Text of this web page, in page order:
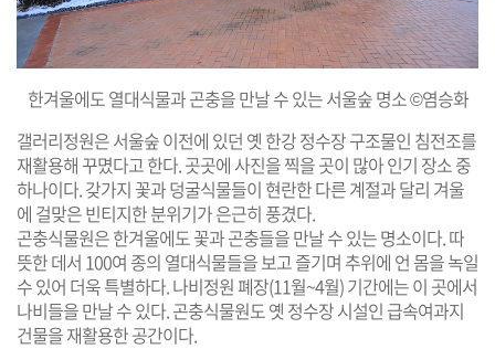
한겨울에도 열대식물과 곤충을 만날 수 있는 서울숲 명소 ©염승화
갤러리정원은 서울숲 이전에 있던 옛 한강 정수장 구조물인 침전조를
재활용해 꾸몄다고 한다. 곳곳에 사진을 찍을 곳이 많아 인기 장소 중
하나이다. 갖가지 꽃과 덩굴식물들이 현란한 다른 계절과 달리 겨울
에 걸맞은 빈티지한 분위기가 은근히 풍겼다.
곤충식물원은 한겨울에도 꽃과 곤충들을 만날 수 있는 명소이다. 따
뜻한 데서 100여 종의 열대식물들을 보고 즐기며 추위에 언 몸을 녹일
수 있어 더욱 특별하다. 나비정원 폐장(11월~4월) 기간에는 이 곳에서
나비들을 만날 수 있다. 곤충식물원도 옛 정수장 시설인 급속여과지
건물을 재활용한 공간이다.